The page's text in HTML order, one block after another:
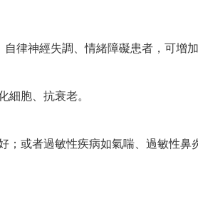
律神經失調、情緒障礙患者，可增
細胞、抗衰老。
；或者過敏性疾病如氣喘、過敏性鼻